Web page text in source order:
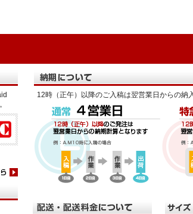
12時（正午）以降のご入稿は翌営業日からの納